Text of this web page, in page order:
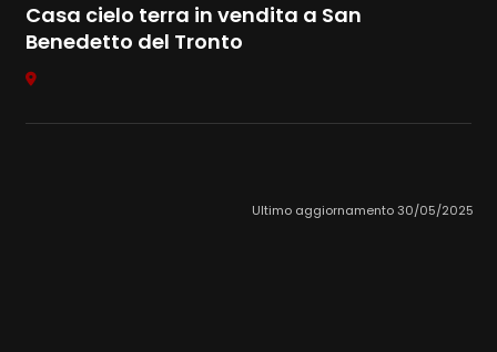
Casa cielo terra in vendita a San
Benedetto del Tronto
Ultimo aggiornamento 30/05/2025